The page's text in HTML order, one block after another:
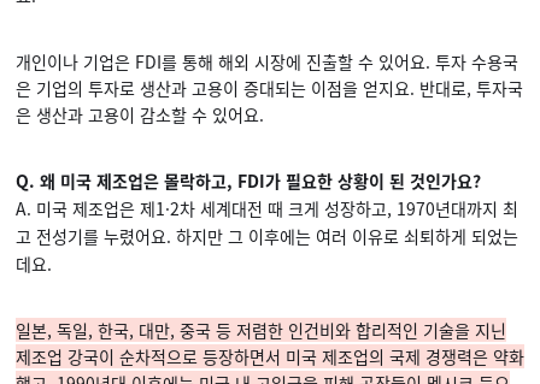
개인이나 기업은 FDI를 통해 해외 시장에 진출할 수 있어요. 투자 수용국
은 기업의 투자로 생산과 고용이 증대되는 이점을 얻지요. 반대로, 투자국
은 생산과 고용이 감소할 수 있어요.
Q. 왜 미국 제조업은 몰락하고, FDI가 필요한 상황이 된 것인가요?
A. 미국 제조업은 제1·2차 세계대전 때 크게 성장하고, 1970년대까지 최
고 전성기를 누렸어요. 하지만 그 이후에는 여러 이유로 쇠퇴하게 되었는
데요.
일본, 독일, 한국, 대만, 중국 등 저렴한 인건비와 합리적인 기술을 지닌
제조업 강국이 순차적으로 등장하면서 미국 제조업의 국제 경쟁력은 약화